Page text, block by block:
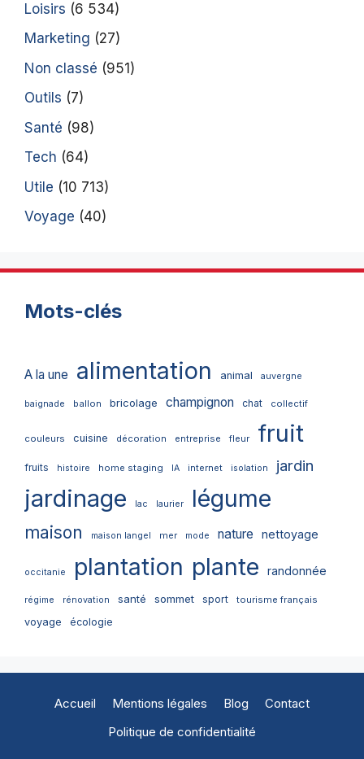
Loisirs (6 534)
Marketing (27)
Non classé (951)
Outils (7)
Santé (98)
Tech (64)
Utile (10 713)
Voyage (40)
Mots-clés
A la une alimentation animal auvergne
baignade ballon bricolage champignon chat collectif
couleurs cuisine décoration entreprise fleur fruit
fruits histoire home staging IA internet isolation jardin
jardinage lac laurier légume
maison maison langel mer mode nature nettoyage
occitanie plantation plante randonnée
régime rénovation santé sommet sport tourisme français
voyage écologie
Accueil Mentions légales Blog
Contact
Politique de confidentialité